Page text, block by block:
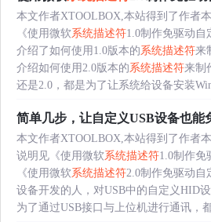
本文作者XTOOLBOX,本站得到了作者
《使用微软系统描述符1.0制作免驱动自
介绍了如何使用1.0版本的系统描述符来
介绍如何使用2.0版本的系统描述符来制
还是2.0，都是为了让系统给设备安装
简单几步，让自定义USB设备也能
本文作者XTOOLBOX,本站得到了作者
说明见《使用微软系统描述符1.0制作免
《使用微软系统描述符2.0制作免驱动自
设备开发的人，对USB中的自定义HID
为了通过USB接口与上位机进行通讯，